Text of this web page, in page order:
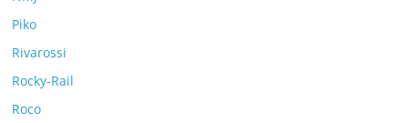
Piko
Rivarossi
Rocky-Rail
Roco